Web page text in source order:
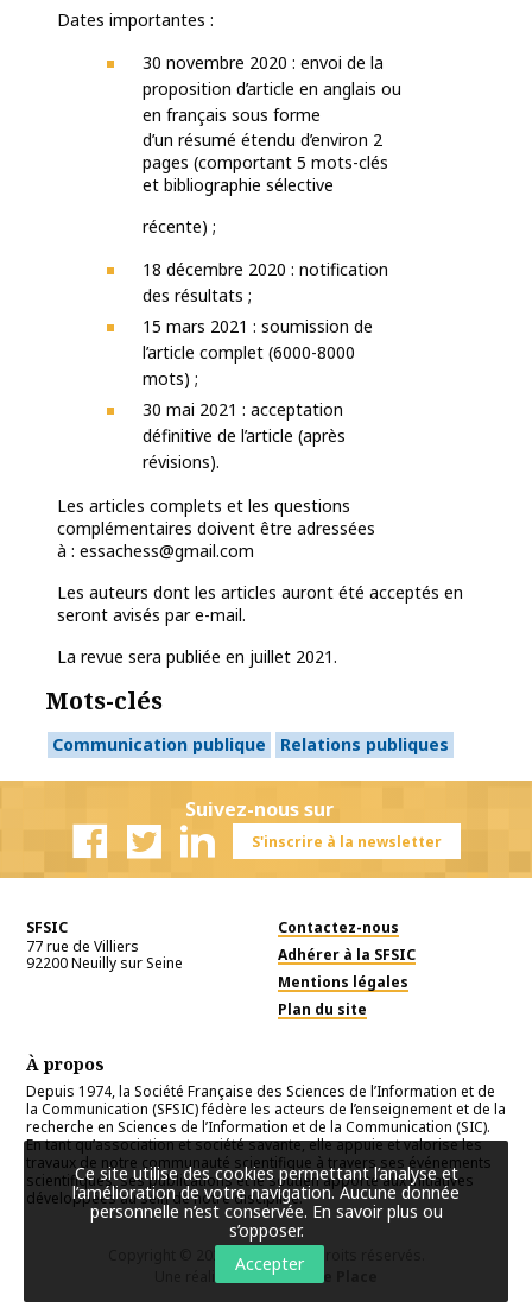
Dates importantes :
30 novembre 2020 : envoi de la
proposition d’article en anglais ou
en français sous forme
d’un résumé étendu d’environ 2
pages (comportant 5 mots-clés
et bibliographie sélective
récente) ;
18 décembre 2020 : notification
des résultats ;
15 mars 2021 : soumission de
l’article complet (6000-8000
mots) ;
30 mai 2021 : acceptation
définitive de l’article (après
révisions).
Les articles complets et les questions
complémentaires doivent être adressées
à : essachess@gmail.com
Les auteurs dont les articles auront été acceptés en
seront avisés par e-mail.
La revue sera publiée en juillet 2021.
Mots-clés
Communication publique Relations publiques
Suivez-nous sur
S'inscrire à la newsletter
SFSIC
77 rue de Villiers
92200Neuilly sur Seine
Contactez-nous
Adhérer à la SFSIC
Mentions légales
Plan du site
À propos
Depuis 1974, la Société Française des Sciences de l’Information et de
la Communication (SFSIC) fédère les acteurs de l’enseignement et de la
recherche en Sciences de l’Information et de la Communication (SIC).
En tant qu’association et société savante, elle appuie et valorise les
travaux de notre communauté scientifique à travers ses événements
scientifiques, ses publications et le soutien apporté aux initiatives
développées au sein de notre discipline.
SFSIC
. Tous droits réservés.
Une réalisationPremière Place
Ce site utilise des cookies permettant l’analyse et
l’amélioration de votre navigation. Aucune donnée
personnelle n’est conservée. En savoir plus ou
s’opposer.
Accepter